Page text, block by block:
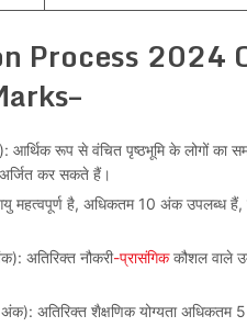
Process 2024
रूप से वंचित पृष्ठभूमि के लोगों का
कर सकते हैं।
महत्वपूर्ण है, अधिकतम 10 अंक उपलब्ध हैं,
अतिरिक्त नौकरी-प्रासंगिककौशल वाले
अंक): अतिरिक्त शैक्षणिक योग्यता अधिकतम